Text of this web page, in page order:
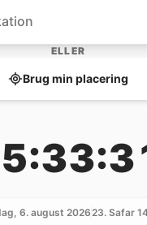
ELLER
Brug min placering
6. august 202623. Safar